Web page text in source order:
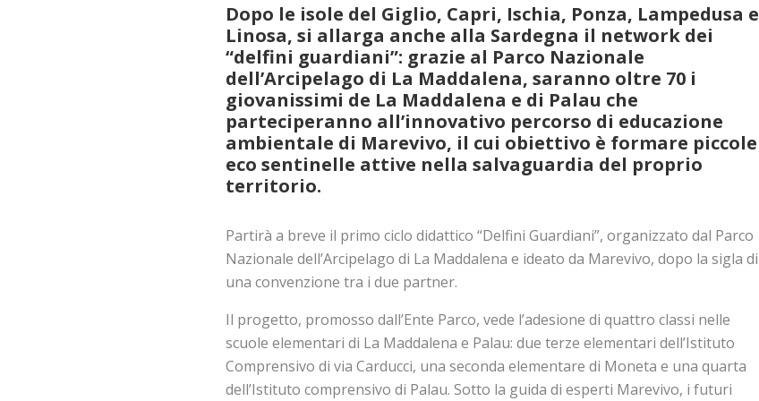
Dopo le isole del Giglio, Capri, Ischia, Ponza, Lampedusa e
Linosa, si allarga anche alla Sardegna il network dei
“delfini guardiani”: grazie al Parco Nazionale
dell’Arcipelago di La Maddalena, saranno oltre 70 i
giovanissimi de La Maddalena e di Palau che
parteciperanno all’innovativo percorso di educazione
ambientale di Marevivo, il cui obiettivo è formare piccole
eco sentinelle attive nella salvaguardia del proprio
territorio.
Partirà a breve il primo ciclo didattico “Delfini Guardiani”, organizzato dal Parco
Nazionale dell’Arcipelago di La Maddalena e ideato da Marevivo, dopo la sigla di
una convenzione tra i due partner.
Il progetto, promosso dall’Ente Parco, vede l’adesione di quattro classi nelle
scuole elementari di La Maddalena e Palau: due terze elementari dell’Istituto
Comprensivo di via Carducci, una seconda elementare di Moneta e una quarta
dell’Istituto comprensivo di Palau. Sotto la guida di esperti Marevivo, i futuri